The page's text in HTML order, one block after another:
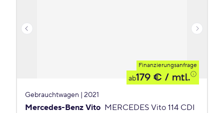
Finanzierungsanfrage
ab179 € / mtl.
Gebrauchtwagen | 2021
Mercedes-Benz Vito MERCEDES Vito 114 CDI